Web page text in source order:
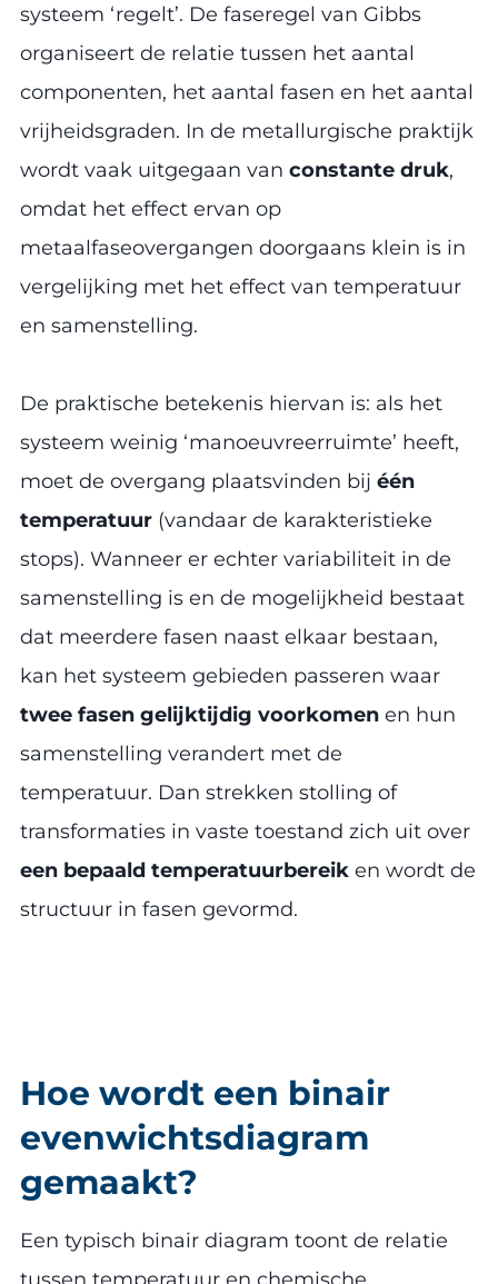
systeem ‘regelt’. De faseregel van Gibbs
organiseert de relatie tussen het aantal
componenten, het aantal fasen en het aantal
vrijheidsgraden. In de metallurgische praktijk
wordt vaak uitgegaan van constante druk,
omdat het effect ervan op
metaalfaseovergangen doorgaans klein is in
vergelijking met het effect van temperatuur
en samenstelling.
De praktische betekenis hiervan is: als het
systeem weinig ‘manoeuvreerruimte’ heeft,
moet de overgang plaatsvinden bij één
temperatuur (vandaar de karakteristieke
stops). Wanneer er echter variabiliteit in de
samenstelling is en de mogelijkheid bestaat
dat meerdere fasen naast elkaar bestaan,
kan het systeem gebieden passeren waar
twee fasen gelijktijdig voorkomen en hun
samenstelling verandert met de
temperatuur. Dan strekken stolling of
transformaties in vaste toestand zich uit over
een bepaald temperatuurbereik en wordt de
structuur in fasen gevormd.
Hoe wordt een binair
evenwichtsdiagram
gemaakt?
Een typisch binair diagram toont de relatie